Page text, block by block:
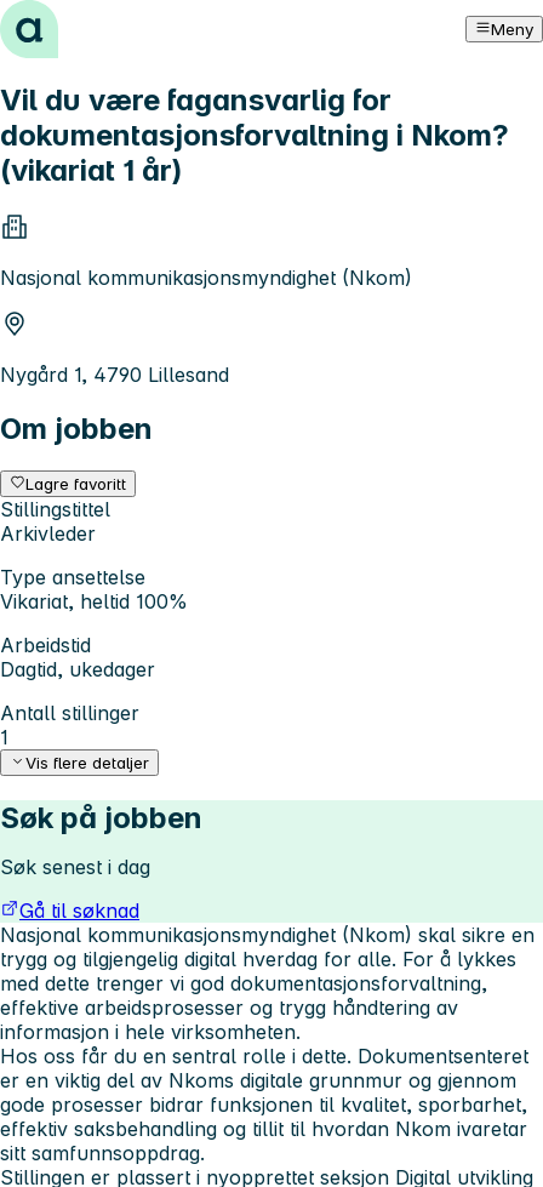
Hopp til innhold Meny
Vil du være fagansvarlig for
dokumentasjonsforvaltning i Nkom?
(vikariat 1 år)
Nasjonal kommunikasjonsmyndighet (Nkom)
Nygård 1, 4790 Lillesand
Om jobben
Lagre favoritt
Stillingstittel
Arkivleder
Type ansettelse
Vikariat, heltid 100%
Arbeidstid
Dagtid, ukedager
Antall stillinger
1
Vis flere detaljer
Søk på jobben
Søk senest i dag
Gå til søknad
Nasjonal kommunikasjonsmyndighet (Nkom) skal sikre en
trygg og tilgjengelig digital hverdag for alle. For å lykkes
med dette trenger vi god dokumentasjonsforvaltning,
effektive arbeidsprosesser og trygg håndtering av
informasjon i hele virksomheten.
Hos oss får du en sentral rolle i dette. Dokumentsenteret
er en viktig del av Nkoms digitale grunnmur og gjennom
gode prosesser bidrar funksjonen til kvalitet, sporbarhet,
effektiv saksbehandling og tillit til hvordan Nkom ivaretar
sitt samfunnsoppdrag.
Stillingen er plassert i nyopprettet seksjon Digital utvikling